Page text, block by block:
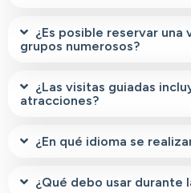
¿Es posible reservar una
grupos numerosos?
¿Las visitas guiadas
atracciones?
¿En qué idioma se
¿Qué debo usar durante